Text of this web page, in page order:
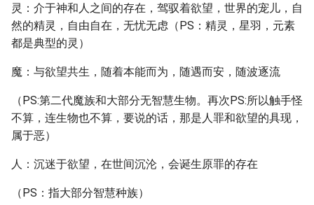
灵：介于神和人之间的存在，驾驭着欲望，世界的宠儿，自
然的精灵，自由自在，无忧无虑（PS：精灵，星羽，元素
都是典型的灵）
魔：与欲望共生，随着本能而为，随遇而安，随波逐流
（PS:第二代魔族和大部分无智慧生物。再次PS:所以触手怪
不算，连生物也不算，要说的话，那是人罪和欲望的具现，
属于恶）
人：沉迷于欲望，在世间沉沦，会诞生原罪的存在
（PS：指大部分智慧种族）